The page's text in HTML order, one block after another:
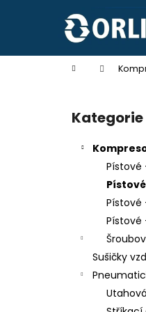
Domů
Přeskočit
kategorie
Kategorie
Pístové
Pístové
Pístové
Sušičky
í
Zpět
do
Zpět
do
KOMPRESOR
49 990 Kč